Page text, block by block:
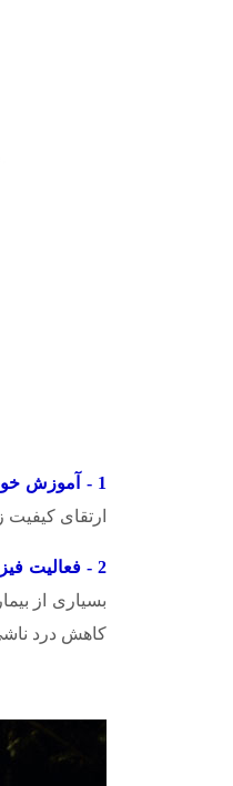
1 - آموزش خودمراقبتی:
ارتقای
2 - فعالیت فیزیکی:
بسیاری از
کاهش درد